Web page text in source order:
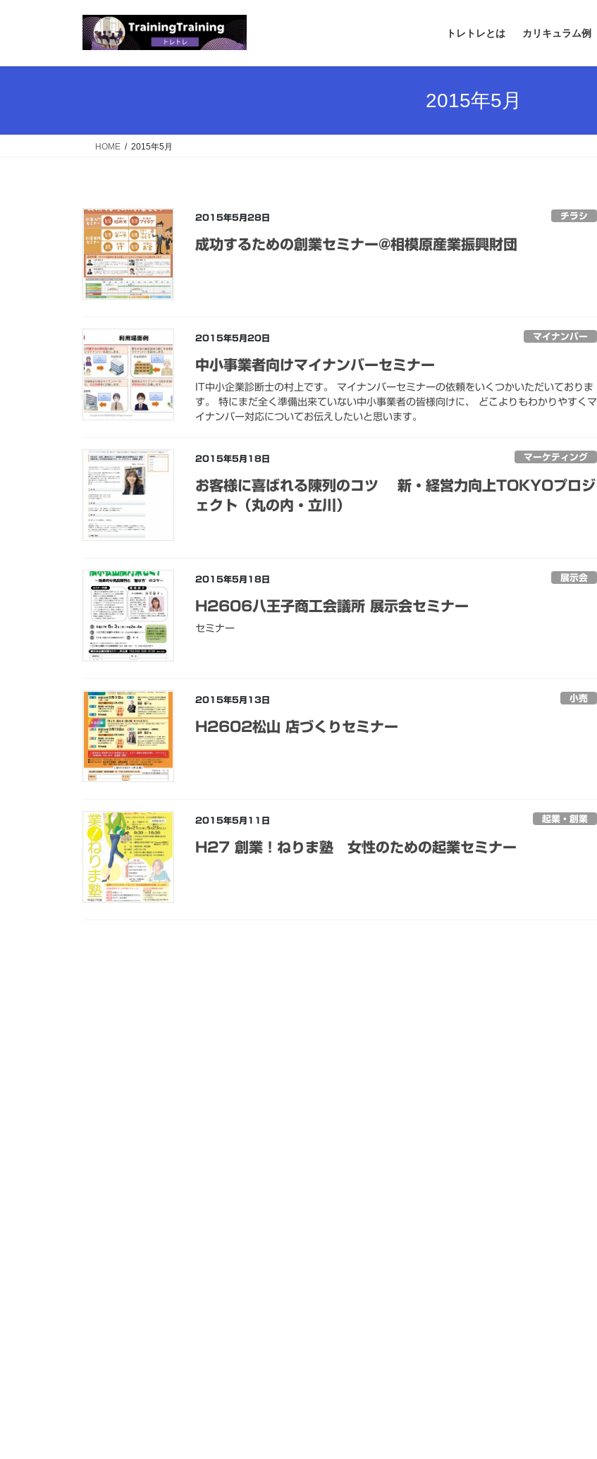
トレトレとは カリキュラム例
2015年5月
HOME 2015年5月
2015年5月28日 チラシ
成功するための創業セミナー@相模原産業振興財団
2015年5月20日 マイナンバー
中小事業者向けマイナンバーセミナー
IT中小企業診断士の村上です。 マイナンバーセミナーの依頼をいくつかいただいておりま
す。 特にまだ全く準備出来ていない中小事業者の皆様向けに、 どこよりもわかりやすくマ
イナンバー対応についてお伝えしたいと思います。
2015年5月18日 マーケティング
お客様に喜ばれる陳列のコツ 新・経営力向上TOKYOプロジ
ェクト（丸の内・立川）
2015年5月18日 展示会
H2606八王子商工会議所 展示会セミナー
セミナー
2015年5月13日 小売
H2602松山 店づくりセミナー
2015年5月11日 起業・創業
H27 創業！ねりま塾 女性のための起業セミナー